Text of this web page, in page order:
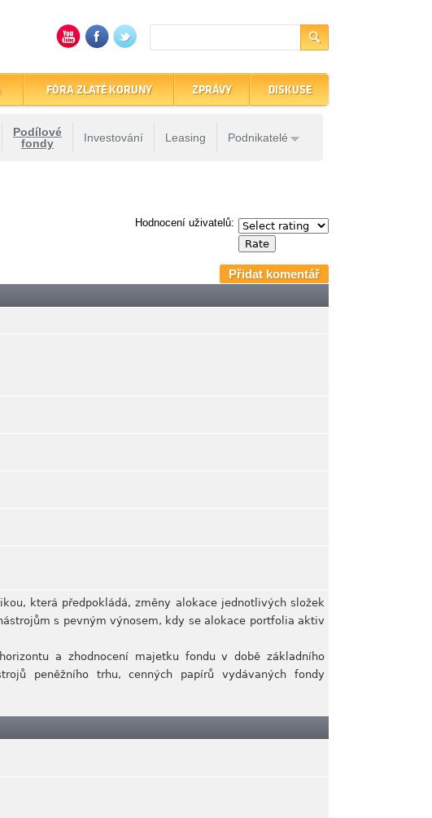
Podílové
fondy
Investování Leasing Podnikatelé
FÓRA ZLATÉ KORUNY ZPRÁVY DISKUSE
Hodnocení uživatelů:
Přidat komentář
která předpokládá, změny alokace jednotlivých složek
s pevným výnosem, kdy se alokace portfolia aktiv
a zhodnocení majetku fondu v době základního
peněžního trhu, cenných papírů vydávaných fondy